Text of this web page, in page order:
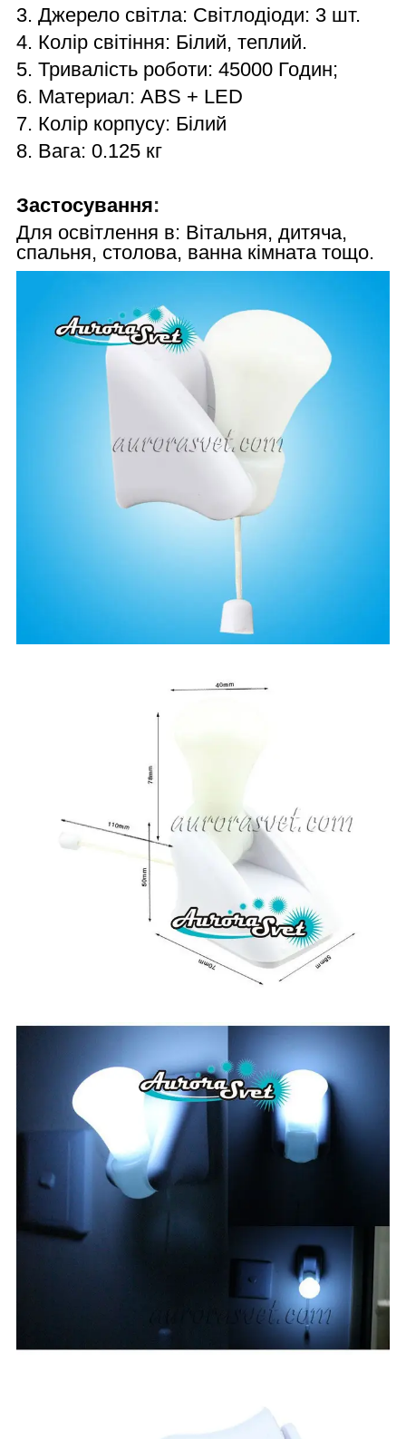
3. Джерело світла: Світлодіоди: 3 шт.
4. Колір світіння: Білий, теплий.
5. Тривалість роботи: 45000 Годин;
6. Материал: ABS + LED
7. Колір корпусу: Білий
8. Вага: 0.125 кг
Застосування:
Для освітлення в: Вітальня, дитяча,
спальня, столова, ванна кімната тощо.